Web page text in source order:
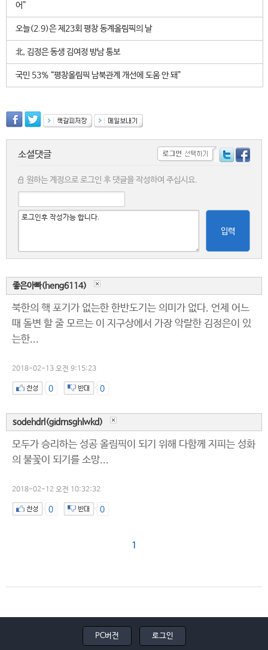
어”
오늘(2.9)은 제23회 평창 동계올림픽의 날
北, 김정은 동생 김여정 방남 통보
국민 53% “평창올림픽 남북관계 개선에 도움 안 돼”
소셜댓글
원하는 계정으로 로그인 후 댓글을 작성하여 주십시요.
입력
좋은아빠(heng6114)
북한의 핵 포기가 없는한 한반도기는 의미가 없다. 언제 어느
때 돌변 할 줄 모르는 이 지구상에서 가장 악랄한 김정은이 있
는한...
2018-02-13 오전 9:15:23
0 0
sodehdrl(gidrnsghlwkd)
모두가 승리하는 성공 올림픽이 되기 위해 다함께 지피는 성화
의 불꽃이 되기를 소망...
2018-02-12 오전 10:32:32
0 0
1
PC버전 로그인